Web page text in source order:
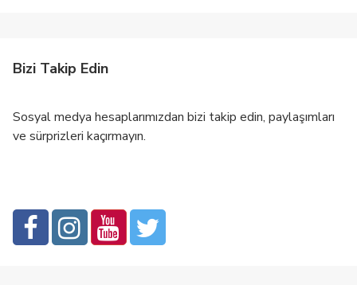
Bizi Takip Edin
Sosyal medya hesaplarımızdan bizi takip edin, paylaşımları
ve sürprizleri kaçırmayın.